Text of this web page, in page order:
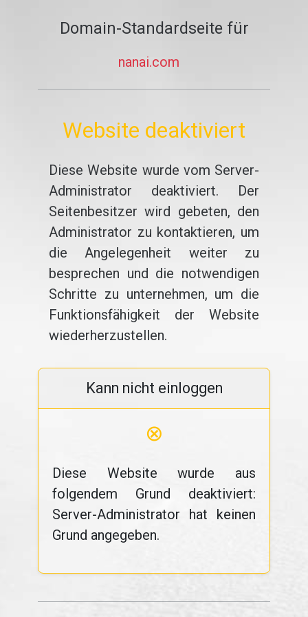
Domain-Standardseite für
nanai.com
Website deaktiviert
Diese Website wurde vom Server-
Administrator deaktiviert. Der
Seitenbesitzer wird gebeten, den
Administrator zu kontaktieren, um
die Angelegenheit weiter zu
besprechen und die notwendigen
Schritte zu unternehmen, um die
Funktionsfähigkeit der Website
wiederherzustellen.
Kann nicht einloggen
⊗
Diese Website wurde aus
folgendem Grund deaktiviert:
Server-Administrator hat keinen
Grund angegeben.